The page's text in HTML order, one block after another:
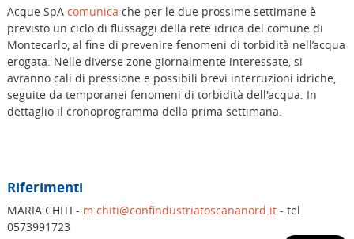
Acque SpA comunica che per le due prossime settimane è
previsto un ciclo di flussaggi della rete idrica del comune di
Montecarlo, al fine di prevenire fenomeni di torbidità nell’acqua
erogata. Nelle diverse zone giornalmente interessate, si
avranno cali di pressione e possibili brevi interruzioni idriche,
seguite da temporanei fenomeni di torbidità dell'acqua. In
dettaglio il cronoprogramma della prima settimana.
Riferimenti
MARIA CHITI - m.chiti@confindustriatoscananord.it- tel.
0573991723